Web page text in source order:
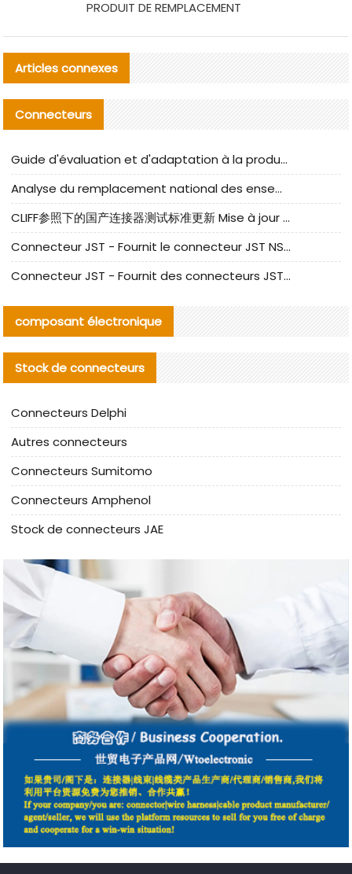
PRODUIT DE REMPLACEMENT
Articles connexes
Connecteurs
Guide d'évaluation et d'adaptation à la production des composants de câbles nationaux CNC Tech
Analyse du remplacement national des ensembles de câbles à fréquence élevée I-PEX
CLIFF参照下的国产连接器测试标准更新 Mise à jour des normes de test des connecteurs nationaux sous la référence CLIFF
Connecteur JST - Fournit le connecteur JST NSHR-02V-S original | Équivalent
Connecteur JST - Fournit des connecteurs JST GHR-09V-S authentiques et des produits de remplacement|
composant électronique
Stock de connecteurs
Connecteurs Delphi
Autres connecteurs
Connecteurs Sumitomo
Connecteurs Amphenol
Stock de connecteurs JAE